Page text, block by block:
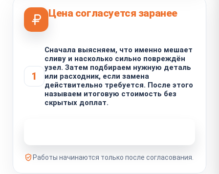
Цена согласуется заранее
1
Сначала выясняем, что именно мешает
сливу и насколько сильно повреждён
узел. Затем подбираем нужную деталь
или расходник, если замена
действительно требуется. После этого
называем итоговую стоимость без
скрытых доплат.
Работы начинаются только после согласования.